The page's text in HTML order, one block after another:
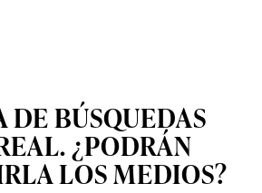
DE BÚSQUEDAS
¿PODRÁN
LOS MEDIOS?